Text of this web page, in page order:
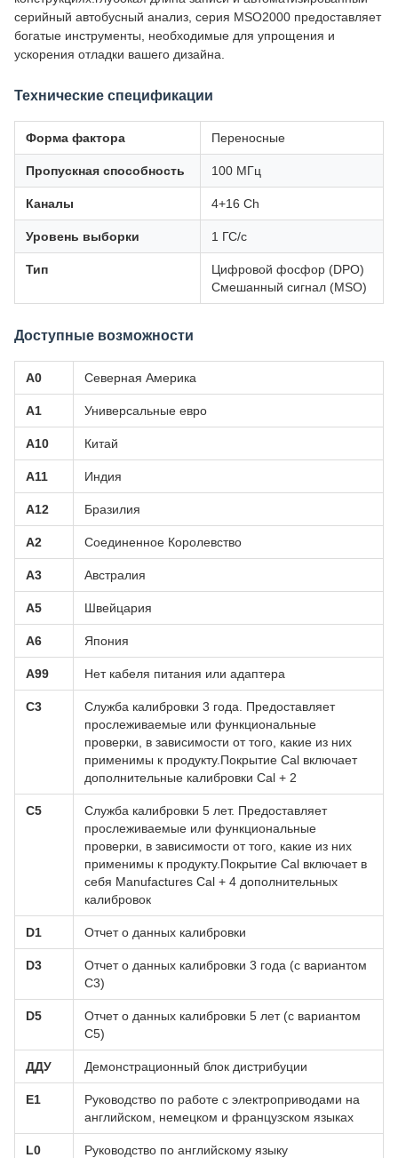
серийный автобусный анализ, серия MSO2000 предоставляет
богатые инструменты, необходимые для упрощения и
ускорения отладки вашего дизайна.
Технические спецификации
Форма фактора Переносные
Пропускная способность 100 МГц
Каналы 4+16 Ch
Уровень выборки 1 ГС/с
Тип
Цифровой фосфор (DPO)
Смешанный сигнал (MSO)
Доступные возможности
A0 Северная Америка
А1 Универсальные евро
A10 Китай
A11 Индия
A12 Бразилия
А2 Соединенное Королевство
А3 Австралия
А5 Швейцария
А6 Япония
A99 Нет кабеля питания или адаптера
C3
Служба калибровки 3 года. Предоставляет
прослеживаемые или функциональные
проверки, в зависимости от того, какие из них
применимы к продукту.Покрытие Cal включает
дополнительные калибровки Cal + 2
С5
Служба калибровки 5 лет. Предоставляет
прослеживаемые или функциональные
проверки, в зависимости от того, какие из них
применимы к продукту.Покрытие Cal включает в
себя Manufactures Cal + 4 дополнительных
калибровок
D1 Отчет о данных калибровки
D3
Отчет о данных калибровки 3 года (с вариантом
C3)
D5
Отчет о данных калибровки 5 лет (с вариантом
C5)
ДДУ Демонстрационный блок дистрибуции
Е1
Руководство по работе с электроприводами на
английском, немецком и французском языках
L0 Руководство по английскому языку